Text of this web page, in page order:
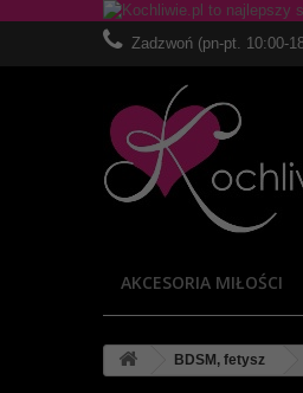
Zadzwoń (pn-pt. 10:00-
AKCESORIA MIŁOŚCI
BDSM, fetysz